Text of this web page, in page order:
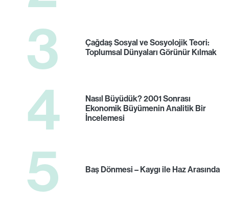
3
Çağdaş Sosyal ve Sosyolojik Teori:
Toplumsal Dünyaları Görünür Kılmak
4
Nasıl Büyüdük? 2001 Sonrası
Ekonomik Büyümenin Analitik Bir
İncelemesi
5 Baş Dönmesi – Kaygı ile Haz Arasında